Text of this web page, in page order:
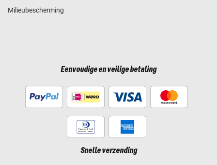
Milieubescherming
Eenvoudige en veilige betaling
Snelle verzending